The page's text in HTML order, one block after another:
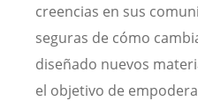
creencias en sus
seguras de cómo
diseñado nuevos
el objetivo de